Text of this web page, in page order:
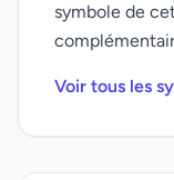
symbole de
Voir tous les